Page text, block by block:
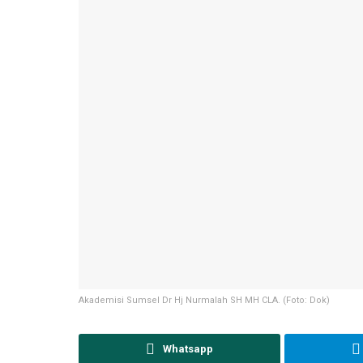
Akademisi Sumsel Dr Hj Nurmalah SH MH CLA. (Foto: Dok)
Whatsapp